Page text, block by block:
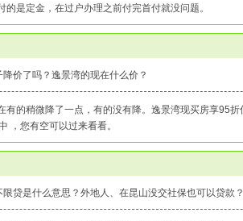
的是定金，在过户办理之前付完首付就没问题。
价了吗？逸景湾的现在什么价？
有的稍微降了一点，有的没有降。逸景湾现买房享95
，您有空可以过来看看。
限贷是什么意思？外地人、在昆山没交社保也可以贷款